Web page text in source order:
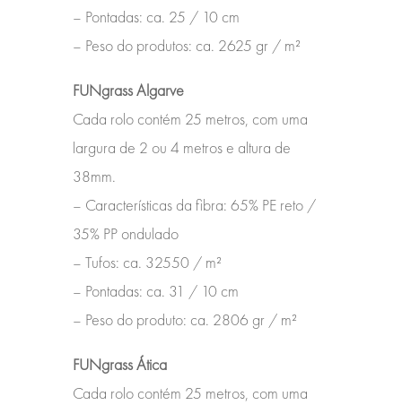
– Pontadas: ca. 25 / 10 cm
– Peso do produtos: ca. 2625 gr / m²
FUNgrass Algarve
Cada rolo contém 25 metros, com uma
largura de 2 ou 4 metros e altura de
38mm.
– Características da fibra: 65% PE reto /
35% PP ondulado
– Tufos: ca. 32550 / m²
– Pontadas: ca. 31 / 10 cm
– Peso do produto: ca. 2806 gr / m²
FUNgrass Ática
Cada rolo contém 25 metros, com uma